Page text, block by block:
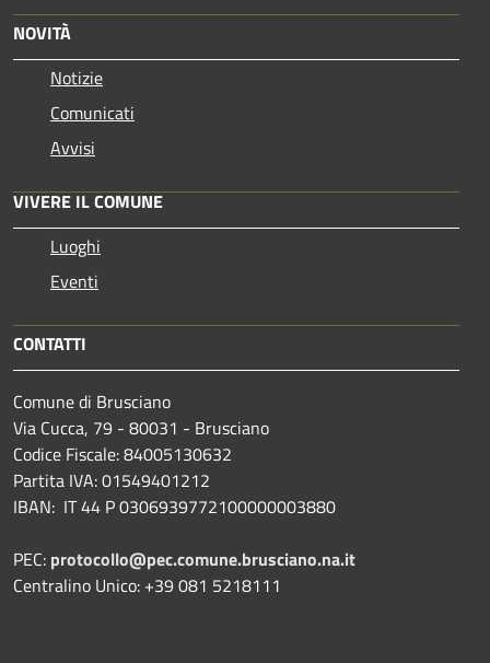
NOVITÀ
Notizie
Comunicati
Avvisi
VIVERE IL COMUNE
Luoghi
Eventi
CONTATTI
Comune di Brusciano
Via Cucca, 79 - 80031 - Brusciano
Codice Fiscale: 84005130632
Partita IVA: 01549401212
IBAN: IT 44 P 0306939772100000003880
PEC: protocollo@pec.comune.brusciano.na.it
Centralino Unico: +39 081 5218111